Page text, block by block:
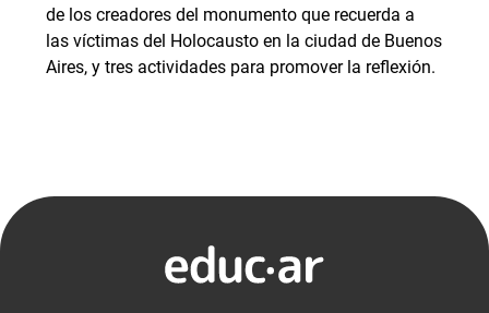
de los creadores del monumento que recuerda a
las víctimas del Holocausto en la ciudad de Buenos
Aires, y tres actividades para promover la reflexión.